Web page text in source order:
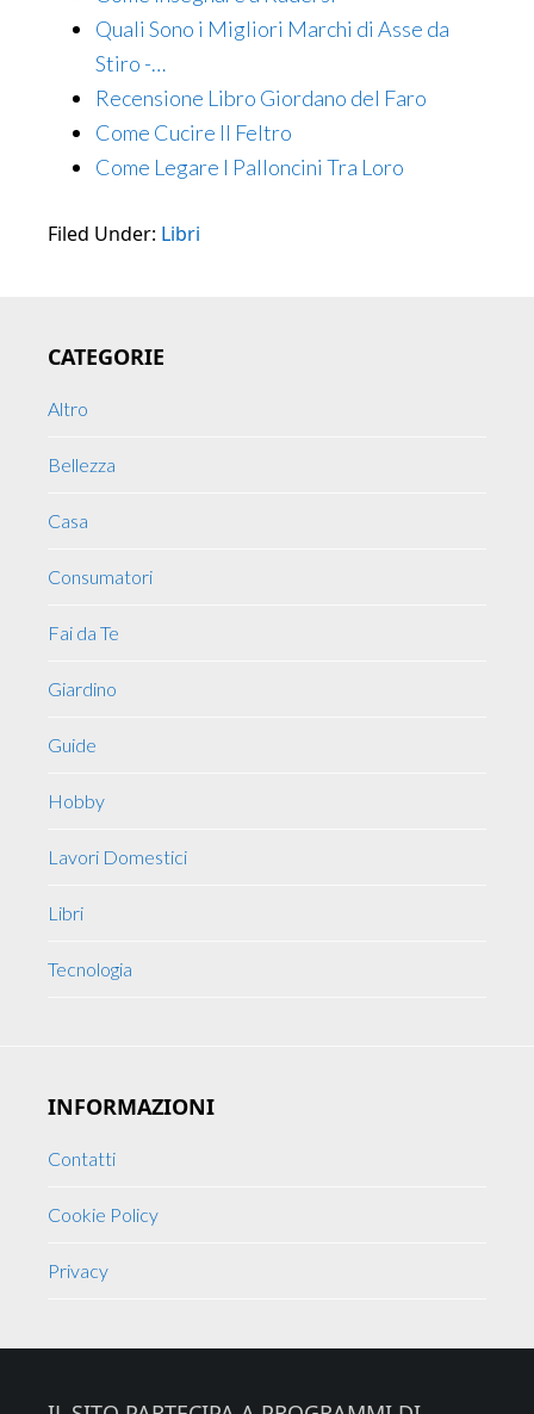
Quali Sono i Migliori Marchi di Asse da
Stiro -…
Recensione Libro Giordano del Faro
Come Cucire Il Feltro
Come Legare I Palloncini Tra Loro
Filed Under: Libri
Sidebar
CATEGORIE
Altro
Bellezza
Casa
Consumatori
Fai da Te
Giardino
Guide
Hobby
Lavori Domestici
Libri
Tecnologia
INFORMAZIONI
Contatti
Cookie Policy
Privacy